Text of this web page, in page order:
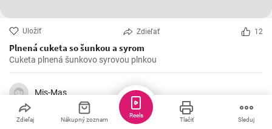
Uložiť Zdieľať 12
Plnená cuketa so šunkou a syrom
Cuketa plnená šunkovo syrovou plnkou
Mis-Mas
Zdieľaj Nákupný zoznam Tlačiť Sleduj
Reels